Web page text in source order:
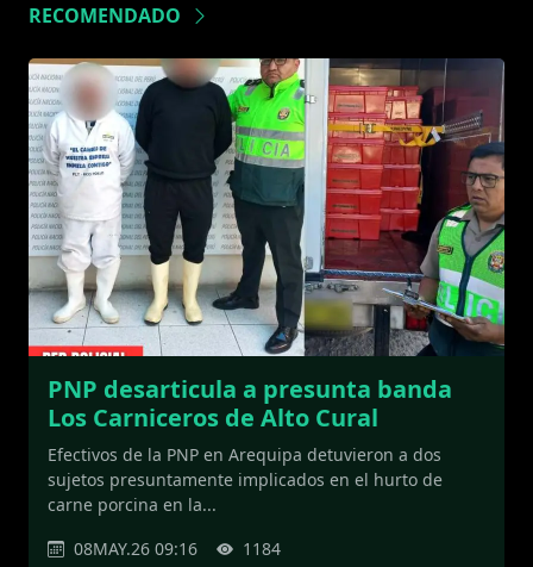
RECOMENDADO
PNP desarticula a presunta banda
Los Carniceros de Alto Cural
Efectivos de la PNP en Arequipa detuvieron a dos
sujetos presuntamente implicados en el hurto de
carne porcina en la...
08MAY.26 09:16
1184